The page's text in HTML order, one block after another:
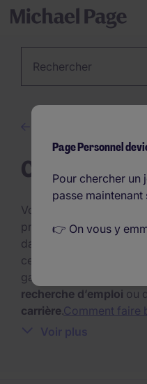
Carrière
Vous êtes à la
professionnelle ou vous
dans votre carrière ?
ces nouvelles étapes,
garder à l’esprit au
recherche d’emploi ou
carrière.Comment faire
Page Personnel
Pour chercher un
passe
👉 On vous y